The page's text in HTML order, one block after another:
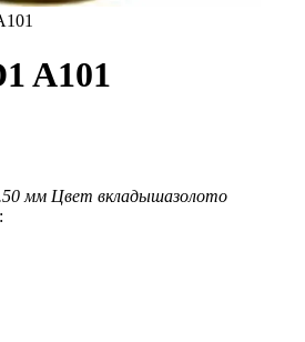
A101
50 мм Цвет вкладышазолото